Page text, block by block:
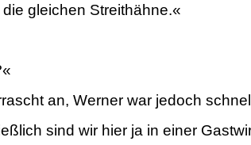
gleichen Streithähne.«
an, Werner war jedoch
sind wir hier ja in einer